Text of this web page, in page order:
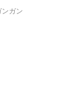
ンガン